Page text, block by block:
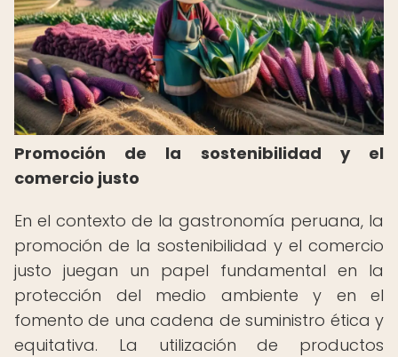
Promoción de la sostenibilidad y el
comercio justo
En el contexto de la gastronomía peruana, la
promoción de la sostenibilidad y el comercio
justo juegan un papel fundamental en la
protección del medio ambiente y en el
fomento de una cadena de suministro ética y
equitativa. La utilización de productos